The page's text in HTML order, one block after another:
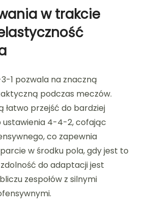
w trakcie
1 pozwala na znaczną
podczas meczów.
łatwo przejść do bardziej
ustawienia 4-4-2, cofając
co zapewnia
w środku pola, gdy jest to
do adaptacji jest
zespołów z silnymi